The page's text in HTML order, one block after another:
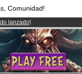
Comunidad!
lanzado!.
Cómics y Mangas!.
al mes!Hazte Premium ya